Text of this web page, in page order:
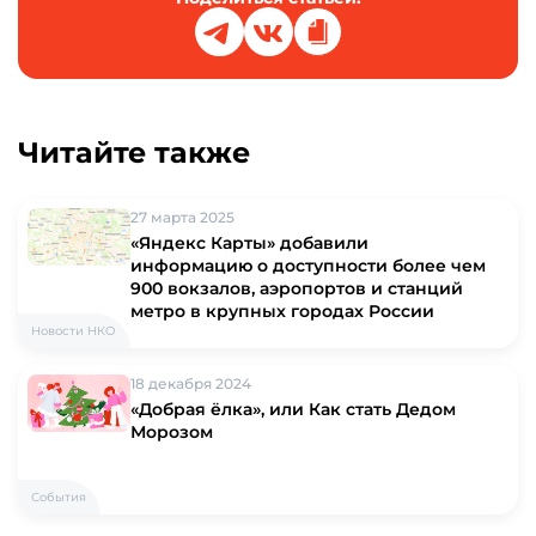
Читайте также
Новости НКО
27 марта 2025
«Яндекс Карты» добавили
информацию о доступности более чем
900 вокзалов, аэропортов и станций
метро в крупных городах России
События
18 декабря 2024
«Добрая ёлка», или Как стать Дедом
Морозом